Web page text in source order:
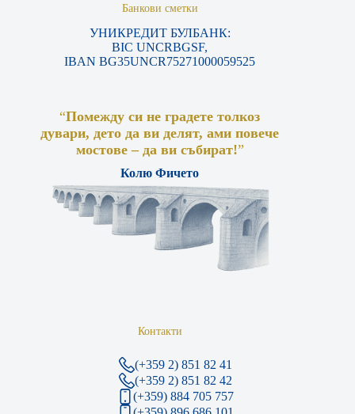
Банкови сметки
УНИКРЕДИТ БУЛБАНК:
BIC UNCRBGSF,
IBAN BG35UNCR75271000059525
“Помежду си не градете толкоз
дувари, дето да ви делят, ами повече
мостове – да ви събират!”
Колю Фичето
Контакти
(+359 2) 851 82 41
(+359 2) 851 82 42
(+359) 884 705 757